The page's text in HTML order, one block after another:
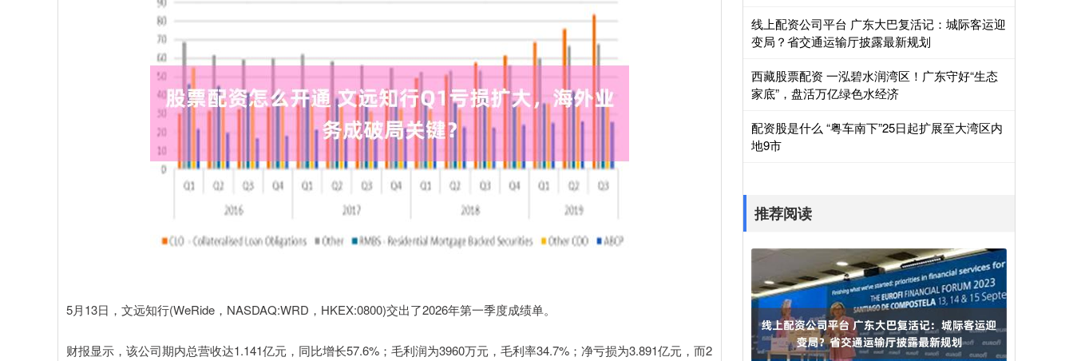
5月13日，文远知行(WeRide，NASDAQ:WRD，HKEX:0800)交出了2026年第一季度成绩单。
财报显示，该公司期内总营收达1.141亿元，同比增长57.6%；毛利润为3960万元，毛利率34.7%；净亏损为3.891亿元，而2
线上配资公司平台 广东大巴复活记：城际客运迎
变局？省交通运输厅披露最新规划
西藏股票配资 一泓碧水润湾区！广东守好“生态
家底”，盘活万亿绿色水经济
配资股是什么 “粤车南下”25日起扩展至大湾区内
地9市
推荐阅读